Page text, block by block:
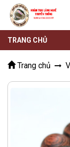
TRANG CHỦ
Trang chủ